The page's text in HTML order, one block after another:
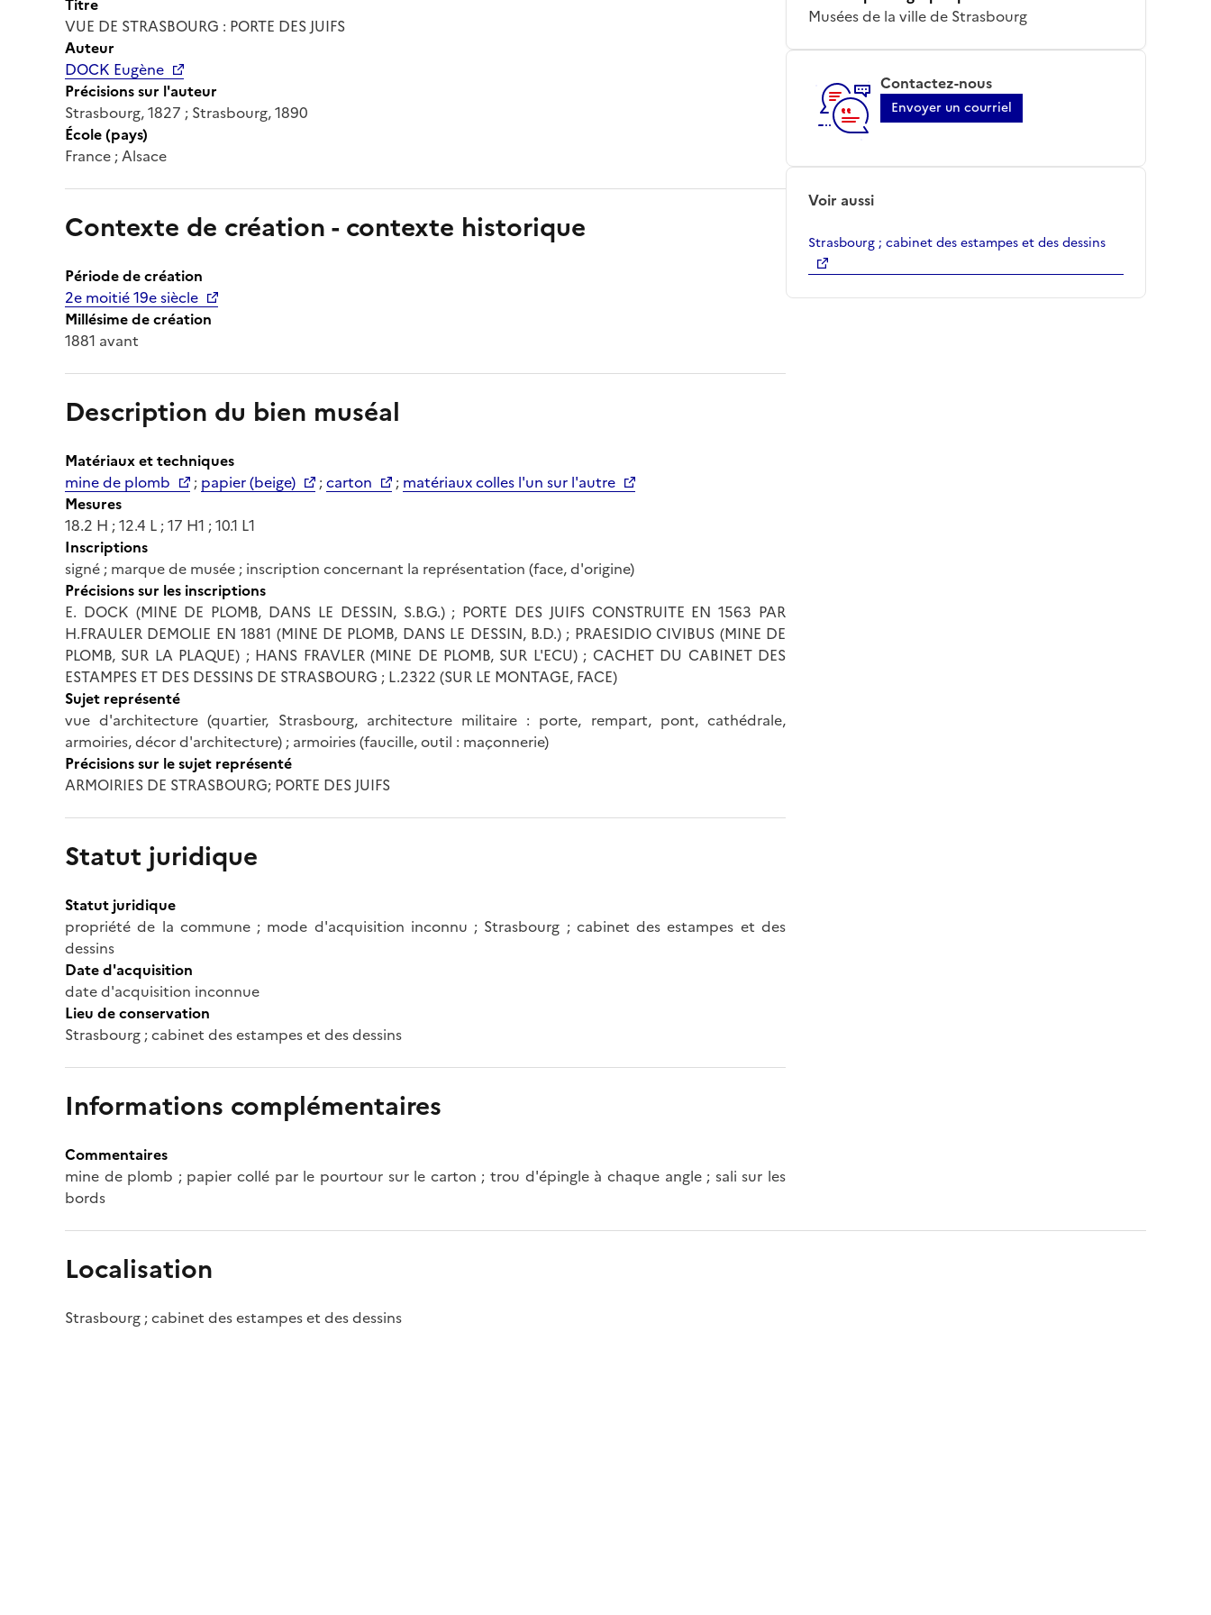
VUE DE STRASBOURG : PORTE DES JUIFS
Auteur
DOCK Eugène
Précisions sur l'auteur
Strasbourg, 1827 ; Strasbourg, 1890
École (pays)
France ; Alsace
Contexte de création - contexte historique
Période de création
2e moitié 19e siècle
Millésime de création
1881 avant
Description du bien muséal
Matériaux et techniques
mine de plomb
; papier (beige) ;carton ; matériaux colles l'un sur l'autre
Mesures
18.2 H ; 12.4 L ; 17 H1 ; 10.1 L1
Inscriptions
signé ; marque de musée ; inscription concernant la représentation (face, d'origine)
Précisions sur les inscriptions
E. DOCK (MINE DE PLOMB, DANS LE DESSIN, S.B.G.) ; PORTE DES JUIFS CONSTRUITE EN 1563 PAR
H.FRAULER DEMOLIE EN 1881 (MINE DE PLOMB, DANS LE DESSIN, B.D.) ; PRAESIDIO CIVIBUS (MINE DE
PLOMB, SUR LA PLAQUE) ; HANS FRAVLER (MINE DE PLOMB, SUR L'ECU) ; CACHET DU CABINET DES
ESTAMPES ET DES DESSINS DE STRASBOURG ; L.2322 (SUR LE MONTAGE, FACE)
Sujet représenté
vue d'architecture (quartier, Strasbourg, architecture militaire : porte, rempart, pont, cathédrale,
armoiries, décor d'architecture) ; armoiries (faucille, outil : maçonnerie)
Précisions sur le sujet représenté
ARMOIRIES DE STRASBOURG; PORTE DES JUIFS
Statut juridique
Statut juridique
propriété de la commune ; mode d'acquisition inconnu ; Strasbourg ; cabinet des estampes et des
dessins
Date d'acquisition
date d'acquisition inconnue
Lieu de conservation
Strasbourg ; cabinet des estampes et des dessins
Informations complémentaires
Commentaires
mine de plomb ; papier collé par le pourtour sur le carton ; trou d'épingle à chaque angle ; sali sur les
bords
Musées de la ville de Strasbourg
Contactez-nous
Envoyer un courriel
Voir aussi
Strasbourg ; cabinet des estampes et des dessins
Localisation
Strasbourg ; cabinet des estampes et des dessins